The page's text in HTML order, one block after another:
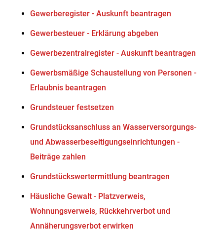
Gewerberegister - Auskunft beantragen
Gewerbesteuer - Erklärung abgeben
Gewerbezentralregister - Auskunft beantragen
Gewerbsmäßige Schaustellung von Personen -
Erlaubnis beantragen
Grundsteuer festsetzen
Grundstücksanschluss an Wasserversorgungs-
und Abwasserbeseitigungseinrichtungen -
Beiträge zahlen
Grundstückswertermittlung beantragen
Häusliche Gewalt - Platzverweis,
Wohnungsverweis, Rückkehrverbot und
Annäherungsverbot erwirken